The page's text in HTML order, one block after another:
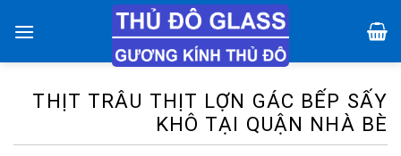
đến
THỊT TRÂU THỊT LỢN GÁC BẾP SẤY
KHÔ TẠI QUẬN NHÀ BÈ